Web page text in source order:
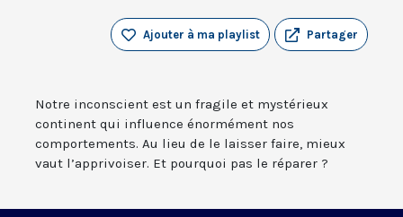
Partager
Ajouter à ma playlist
Notre inconscient est un fragile et mystérieux
continent qui influence énormément nos
comportements. Au lieu de le laisser faire, mieux
vaut l’apprivoiser. Et pourquoi pas le réparer ?